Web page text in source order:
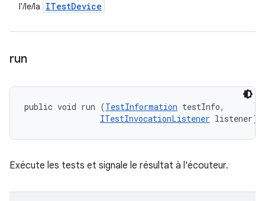
l'/le/la ITestDevice
run
public void run (TestInformation testInfo,
ITestInvocationListener listener)
Exécute les tests et signale le résultat à l'écouteur.